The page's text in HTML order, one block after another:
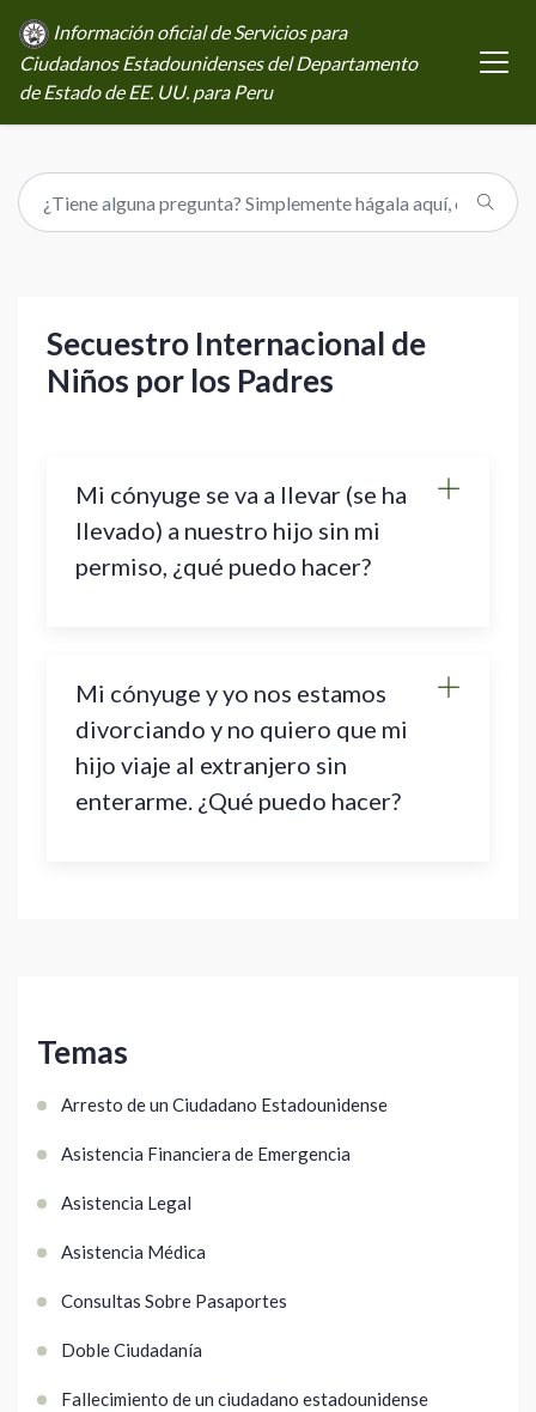
Información oficial de Servicios para
Ciudadanos Estadounidenses del Departamento
de Estado de EE. UU. para Peru
Temas
Arresto de un Ciudadano Estadounidense
Asistencia Financiera de Emergencia
Asistencia Legal
Asistencia Médica
Consultas Sobre Pasaportes
Doble Ciudadanía
Fallecimiento de un ciudadano estadounidense
Secuestro Internacional de
Niños por los Padres
Mi cónyuge se va a llevar (se ha
llevado) a nuestro hijo sin mi
permiso, ¿qué puedo hacer?
Mi cónyuge y yo nos estamos
divorciando y no quiero que mi
hijo viaje al extranjero sin
enterarme. ¿Qué puedo hacer?